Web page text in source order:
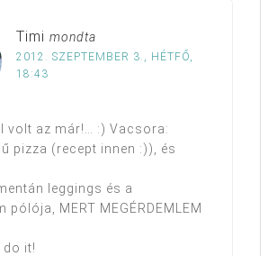
Timi mondta
2012. SZEPTEMBER 3., HÉTFŐ,
18:43
volt az már!… :) Vacsora:
pizza (recept innen :)), és
leggings és a
pólója, MERT MEGÉRDEMLEM
it!